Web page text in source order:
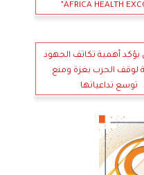
أهمية تكاتف الجهود
لوقف الحرب بغزة ومنع
توسع تداعياتها